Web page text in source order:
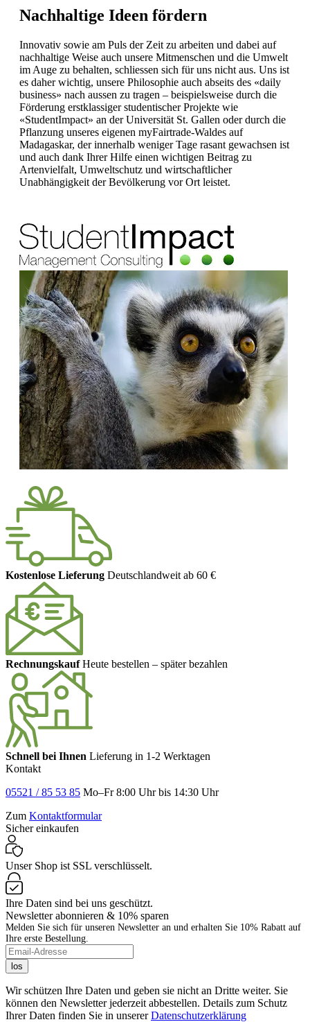
Nachhaltige Ideen fördern
Innovativ sowie am Puls der Zeit zu arbeiten und dabei auf
nachhaltige Weise auch unsere Mitmenschen und die Umwelt
im Auge zu behalten, schliessen sich für uns nicht aus. Uns ist
es daher wichtig, unsere Philosophie auch abseits des «daily
business» nach aussen zu tragen – beispielsweise durch die
Förderung erstklassiger studentischer Projekte wie
«StudentImpact» an der Universität St. Gallen oder durch die
Pflanzung unseres eigenen myFairtrade-Waldes auf
Madagaskar, der innerhalb weniger Tage rasant gewachsen ist
und auch dank Ihrer Hilfe einen wichtigen Beitrag zu
Artenvielfalt, Umweltschutz und wirtschaftlicher
Unabhängigkeit der Bevölkerung vor Ort leistet.
Kostenlose Lieferung Deutschlandweit ab 60 €
Rechnungskauf Heute bestellen – später bezahlen
Schnell bei Ihnen Lieferung in 1-2 Werktagen
Kontakt
05521 / 85 53 85 Mo–Fr 8:00 Uhr bis 14:30 Uhr
Zum Kontaktformular
Sicher einkaufen
Unser Shop ist SSL verschlüsselt.
Ihre Daten sind bei uns geschützt.
Newsletter abonnieren & 10% sparen
Melden Sie sich für unseren Newsletter an und erhalten Sie 10% Rabatt auf
Ihre erste Bestellung.
los
Wir schützen Ihre Daten und geben sie nicht an Dritte weiter. Sie
können den Newsletter jederzeit abbestellen. Details zum Schutz
Ihrer Daten finden Sie in unsererDatenschutzerklärung